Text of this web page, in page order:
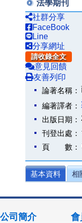
法學期刊
社群分享
FaceBook
Line
分享網址
請收錄全文
意見回饋
友善列印
論著名稱：
編著譯者：
出版日期：
刊登出處：
頁 數：
基本資料 相
公司簡介 會